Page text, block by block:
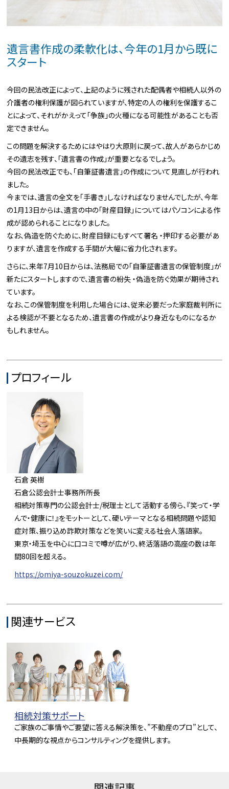
遺言書作成の柔軟化は、今年の1月から既に
スタート
今回の民法改正によって、上記のように残された配偶者や相続人以外の
介護者の権利保護が図られていますが、特定の人の権利を保護するこ
とによって、それがかえって「争族」の火種になる可能性があることも否
定できません。
この問題を解決するためにはやはり大原則に戻って、故人があらかじめ
その遺志を残す、「遺言書の作成」が重要となるでしょう。
今回の民法改正でも、「自筆証書遺言」の作成について見直しが行われ
ました。
今までは、遺言の全文を「手書き」しなければなりませんでしたが、今年
の1月13日からは、遺言の中の「財産目録」についてはパソコンによる作
成が認められることになりました。
なお、偽造を防ぐために、財産目録にもすべて署名 ・押印する必要があ
りますが、遺言を作成する手間が大幅に省力化されます。
さらに、来年7月10日からは、法務局での「自筆証書遺言の保管制度」が
新たにスタートしますので、遺言書の紛失 ・偽造を防ぐ効果が期待され
ています。
なお、この保管制度を利用した場合には、従来必要だった家庭裁判所に
よる検認が不要となるため、遺言書の作成がより身近なものになるか
もしれません。
プロフィール
石倉 英樹
石倉公認会計士事務所所長
相続対策専門の公認会計士/税理士として活動する傍ら、『笑って・学
んで・健康に！』をモットーとして、硬いテーマとなる相続問題や認知
症対策、振り込め詐欺対策などを笑いに変える社会人落語家。
東京・埼玉を中心に口コミで噂が広がり、終活落語の高座の数は年
間80回を超える。
https://omiya-souzokuzei.com/
関連サービス
相続対策サポート
ご家族のご事情やご要望に答える解決策を、”不動産のプロ”として、
中長期的な視点からコンサルティングを提供します。